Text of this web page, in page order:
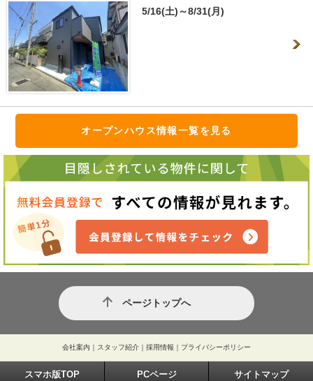
5/16(土)～8/31(月)
オープンハウス情報一覧を見る
ページトップへ
会社案内 ｜ スタッフ紹介 ｜ 採用情報 ｜ プライバシーポリシー
スマホ版TOP PCページ サイトマップ